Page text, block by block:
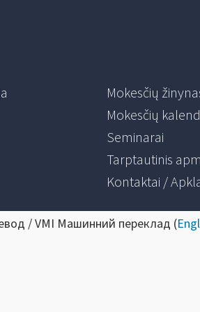
Mokesčių
Mokesčių
Seminarai
Tarptautinis
Kontaktai /
/ VMI Машинний переклад (